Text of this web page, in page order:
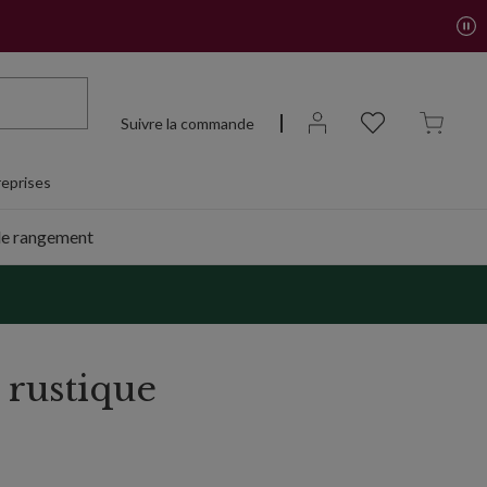
Suivre la commande
rangement